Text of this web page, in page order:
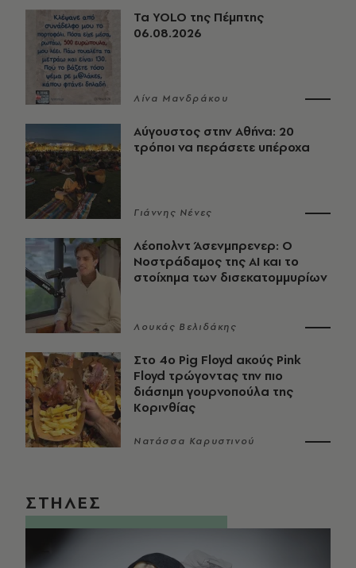
Τα YOLO της Πέμπτης
06.08.2026
Λίνα Μανδράκου
Αύγουστος στην Αθήνα: 20
τρόποι να περάσετε υπέροχα
Γιάννης Νένες
Λέοπολντ Άσενμπρενερ: Ο
Νοστράδαμος της AI και το
στοίχημα των δισεκατομμυρίων
Λουκάς Βελιδάκης
Στο 4ο Pig Floyd ακούς Pink
Floyd τρώγοντας την πιο
διάσημη γουρνοπούλα της
Κορινθίας
Νατάσσα Καρυστινού
ΣΤΗΛΕΣ